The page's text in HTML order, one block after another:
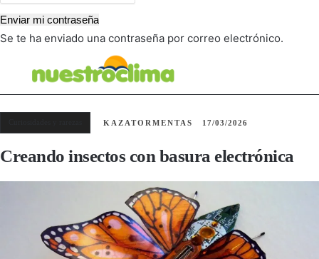
Se te ha enviado una contraseña por correo electrónico.
KAZATORMENTAS 17/03/2026
Creando insectos con basura electrónica